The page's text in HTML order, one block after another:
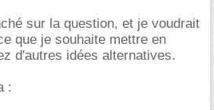
sur la question, et je voudrait
que je souhaite mettre en
d'autres idées alternatives.
: